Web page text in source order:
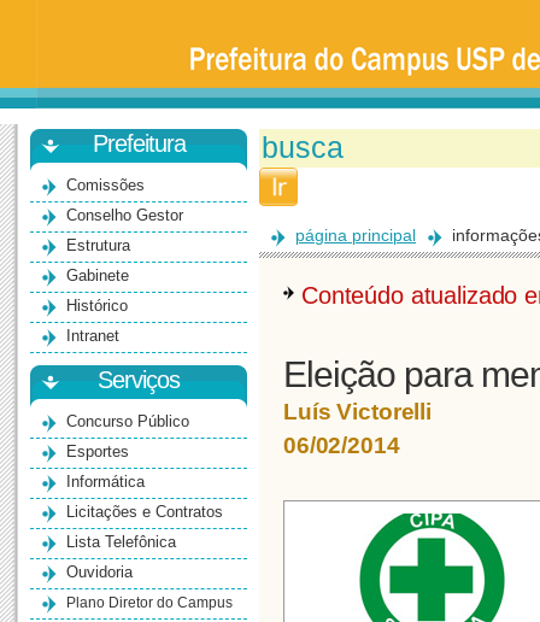
Universidade
São
Paulo
-
BauruPrefeitura
Comissões
Conselho Gestor
Estrutura
Gabinete
Histórico
Intranet
Serviços
Concurso Público
Esportes
Informática
Licitações e Contratos
Lista Telefônica
Ouvidoria
Plano Diretor do Campus
página principal
Conteúdo atualizado
Eleição para
Luís Victorelli
06/02/2014